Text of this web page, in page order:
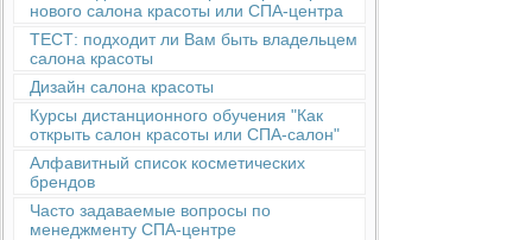
нового салона красоты или СПА-центра
ТЕСТ: подходит ли Вам быть владельцем
салона красоты
Дизайн салона красоты
Курсы дистанционного обучения "Как
открыть салон красоты или СПА-салон"
Алфавитный список косметических
брендов
Часто задаваемые вопросы по
менеджменту СПА-центре